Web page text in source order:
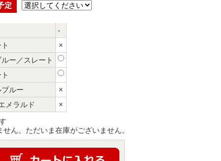
定
-
×
ー／スレート
ルー
×
メラルド
×
ん。ただいま在庫がございません。